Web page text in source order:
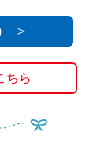
＞
ちら